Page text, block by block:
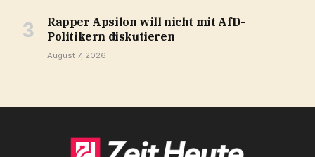
Rapper Apsilon will nicht mit AfD-
Politikern diskutieren
August 7, 2026